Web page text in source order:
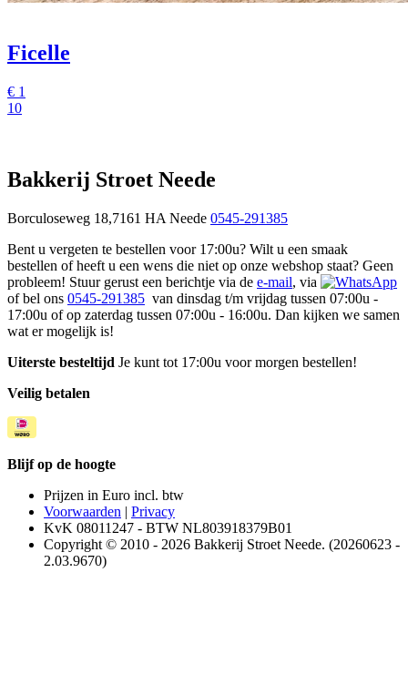
Ficelle
€ 1
10
Bakkerij Stroet Neede
Borculoseweg 18,7161 HA Neede 0545-291385
Bent u vergeten te bestellen voor 17:00u? Wilt u een smaak
bestellen of heeft u een wens die niet op onze webshop staat? Geen
probleem! Stuur gerust een berichtje via de e-mail, via
of bel ons 0545-291385 van dinsdag t/m vrijdag tussen 07:00u -
17:00u of op zaterdag tussen 07:00u - 16:00u. Dan kijken we samen
wat er mogelijk is!
Uiterste besteltijd Je kunt tot 17:00u voor morgen bestellen!
Veilig betalen
Blijf op de hoogte
Prijzen in Euro incl. btw
Voorwaarden | Privacy
KvK 08011247 - BTW NL803918379B01
Copyright © 2010 - 2026 Bakkerij Stroet Neede. (20260623 -
2.03.9670)